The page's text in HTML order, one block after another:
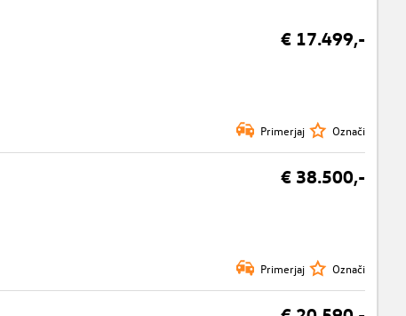
€ 17.499,-
Primerjaj Označi
€ 38.500,-
Primerjaj Označi